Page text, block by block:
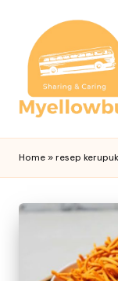
Home » resep kerupuk